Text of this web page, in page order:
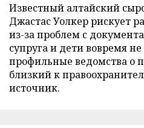
Известный алтайский
Джастас Уолкер рискует
из-за проблем с
супруга и дети вовремя
профильные ведомства о
близкий к
источник.